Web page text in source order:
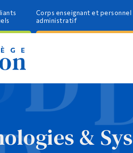
Corps enseignant et personnel
administratif
&